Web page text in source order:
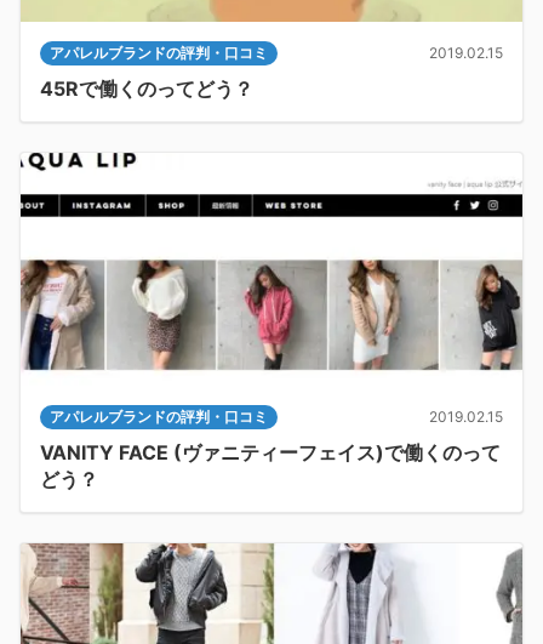
アパレルブランドの評判・口コミ 2019.02.15
45Rで働くのってどう？
アパレルブランドの評判・口コミ 2019.02.15
VANITY FACE (ヴァニティーフェイス)で働くのって
どう？